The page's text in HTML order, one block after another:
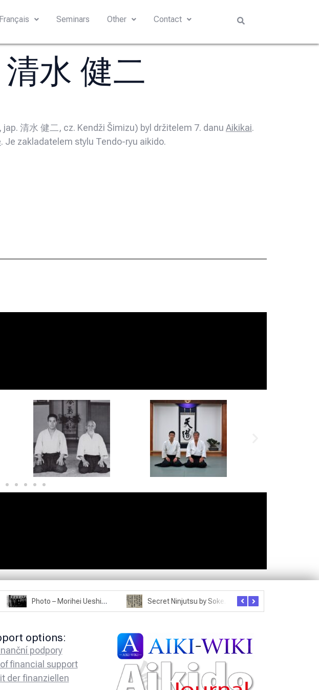
Français Seminars Other Contact
水 健二
清水 健二, cz. Kendži Šimizu) byl držitelem 7. danu Aikikai.
. Je zakladatelem stylu Tendo-ryu aikido.
Photo – Morihei Ueshiba – 1961 Secret Ninjutsu by Soke Masaaki Hatsumi
options:
podpory
financial support
der finanziellen